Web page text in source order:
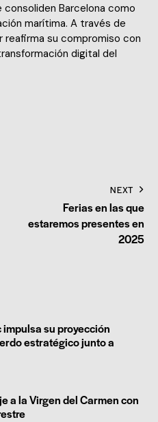
Barcelona como
marítima. A través de
reafirma su compromiso con
digital del
NEXT
Ferias en las que
estaremos presentes en
2025
su proyección
estratégico junto a
a la Virgen del Carmen con